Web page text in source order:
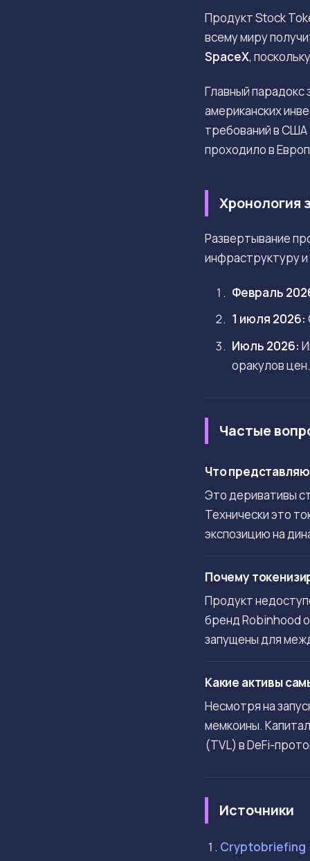
Продукт Stock
всему миру
SpaceX,
Главный
американских
требований в США
проходило в
Хронология
Развертывание
инфраструктуру
Февраль
1 июля 2026:
Июль 2026:
оракулов
Частые
Что
Это деривативы
Технически это
экспозицию на
Почему
Продукт
бренд Robinhood
запущены для
Какие активы
Несмотря на
мемкоины.
(TVL) в DeFi-
Источники
Cryptobriefing